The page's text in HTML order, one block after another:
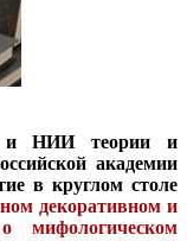
и НИИ теории и
академии
в круглом столе
декоративном и
мифологическом